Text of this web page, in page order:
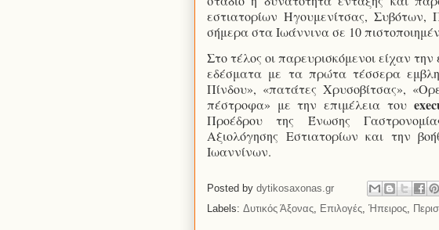
εστιατορίων Ηγουμενίτσας, Συβότων,
σήμερα στα Ιωάννινα σε 10
Στο τέλος οι παρευρισκόμενοι είχαν
εδέσματα με τα πρώτα τέσσερα
Πίνδου», «πατάτες Χρυσοβίτσας»,
πέστροφα» με την επιμέλεια του
Προέδρου της Ένωσης
Αξιολόγησης Εστιατορίων και την
Ιωαννίνων.
Posted by dytikosaxonas.gr
Labels: Δυτικός Άξονας, Επιλογές, Ήπειρος,